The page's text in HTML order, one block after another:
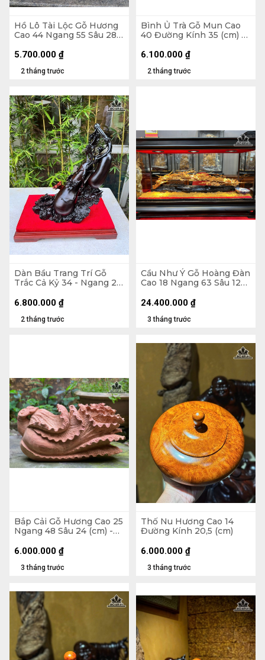
Hồ Lô Tài Lộc Gỗ Hương
Cao 44 Ngang 55 Sâu 28
2 tháng trước
5.700.000 ₫
Bình Ủ Trà Gỗ Mun Cao
40 Đường Kính 35 (cm) -
2 tháng trước
6.100.000 ₫
Dàn Bầu Trang Trí Gỗ
Trắc Cả Kỷ 34 - Ngang 23
2 tháng trước
6.800.000 ₫
Cầu Như Ý Gỗ Hoàng Đàn
Cao 18 Ngang 63 Sâu 12
Sâu 26 (cm)
3 tháng trước
24.400.000 ₫
Bắp Cải Gỗ Hương Cao 25
Ngang 48 Sâu 24 (cm) -
3 tháng trước
6.000.000 ₫
Thố Nu Hương Cao 14
Đường Kính 20,5 (cm)
3 tháng trước
6.000.000 ₫